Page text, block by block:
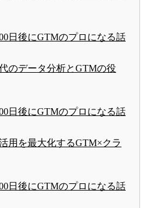
日後にGTMのプロになる話
のデータ分析とGTMの役
日後にGTMのプロになる話
用を最大化するGTM×クラ
日後にGTMのプロになる話